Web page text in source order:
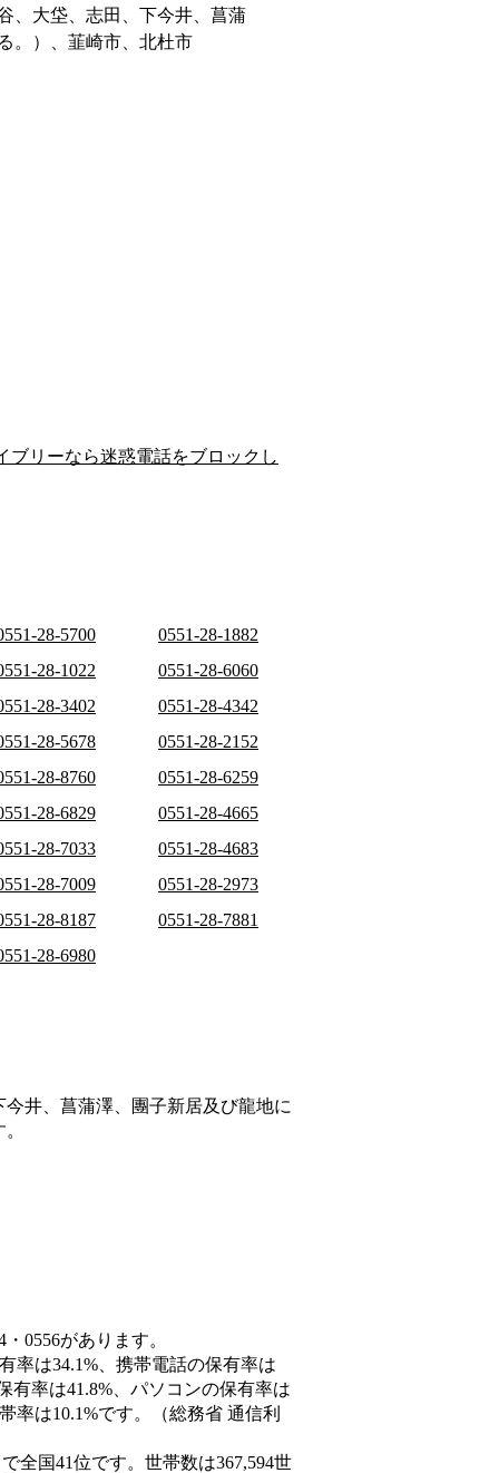
、大垈、志田、下今井、菖蒲
。）、韮崎市、北杜市
ブリーなら迷惑電話をブロックし
28-5700
0551-28-1882
28-1022
0551-28-6060
28-3402
0551-28-4342
28-5678
0551-28-2152
28-8760
0551-28-6259
28-6829
0551-28-4665
28-7033
0551-28-4683
28-7009
0551-28-2973
28-8187
0551-28-7881
28-6980
井、菖蒲澤、團子新居及び龍地に
0556があります。
率は34.1%、携帯電話の保有率は
有率は41.8%、パソコンの保有率は
率は10.1%です。（総務省 通信利
全国41位です。世帯数は367,594世